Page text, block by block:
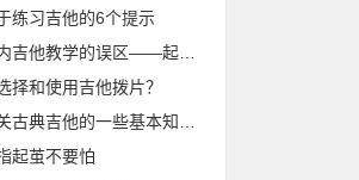
习吉他的6个提示
教学的误区——起点就错了
和使用吉他拨片？
吉他的一些基本知识的介绍
起茧不要怕